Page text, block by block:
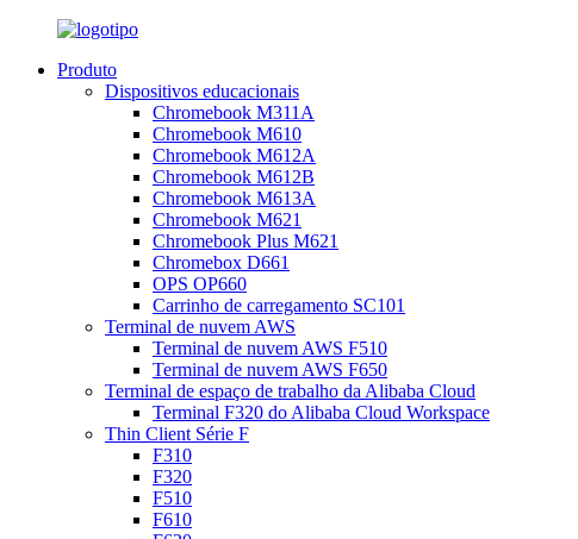
Produto
Dispositivos educacionais
Chromebook M311A
Chromebook M610
Chromebook M612A
Chromebook M612B
Chromebook M613A
Chromebook M621
Chromebook Plus M621
Chromebox D661
OPS OP660
Carrinho de carregamento SC101
Terminal de nuvem AWS
Terminal de nuvem AWS F510
Terminal de nuvem AWS F650
Terminal de espaço de trabalho da Alibaba Cloud
Terminal F320 do Alibaba Cloud Workspace
Thin Client Série F
F310
F320
F510
F610